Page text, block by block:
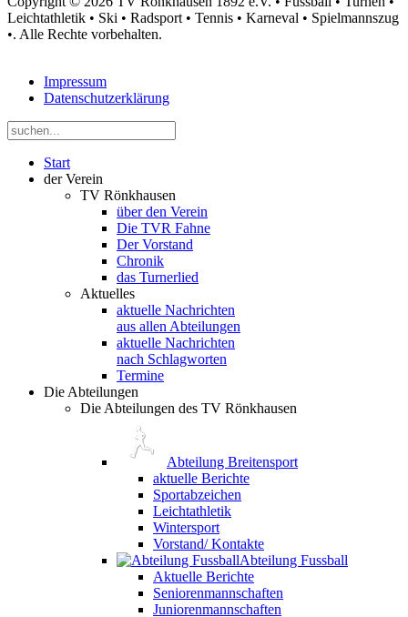
Leichtathletik • Ski • Radsport • Tennis • Karneval • Spielmannszug
•. Alle Rechte vorbehalten.
Impressum
Datenschutzerklärung
Start
der Verein
TV Rönkhausen
über den Verein
Die TVR Fahne
Der Vorstand
Chronik
das Turnerlied
Aktuelles
aktuelle Nachrichten
aus allen Abteilungen
aktuelle Nachrichten
nach Schlagworten
Termine
Die Abteilungen
Die Abteilungen des TV Rönkhausen
Abteilung Breitensport
aktuelle Berichte
Sportabzeichen
Leichtathletik
Wintersport
Vorstand/ Kontakte
Abteilung Fussball
Aktuelle Berichte
Seniorenmannschaften
Juniorenmannschaften